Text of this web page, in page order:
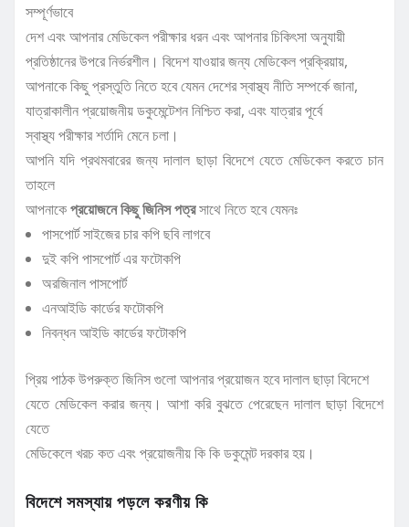
সম্পূর্ণভাবে
দেশ এবং আপনার মেডিকেল পরীক্ষার ধরন এবং আপনার চিকিৎসা অনুযায়ী
প্রতিষ্ঠানের উপরে নির্ভরশীল। বিদেশ যাওয়ার জন্য মেডিকেল প্রক্রিয়ায়,
আপনাকে কিছু প্রস্তুতি নিতে হবে যেমন দেশের স্বাস্থ্য নীতি সম্পর্কে জানা,
যাত্রাকালীন প্রয়োজনীয় ডকুমেন্টেশন নিশ্চিত করা, এবং যাত্রার পূর্বে
স্বাস্থ্য পরীক্ষার শর্তাদি মেনে চলা।
আপনি যদি প্রথমবারের জন্য দালাল ছাড়া বিদেশে যেতে মেডিকেল করতে চান
তাহলে
আপনাকেপ্রয়োজনে কিছু জিনিস পত্রসাথে নিতে হবে যেমনঃ
পাসপোর্ট সাইজের চার কপি ছবি লাগবে
দুই কপি পাসপোর্ট এর ফটোকপি
অরজিনাল পাসপোর্ট
এনআইডি কার্ডের ফটোকপি
নিবন্ধন আইডি কার্ডের ফটোকপি
প্রিয় পাঠক উপরুক্ত জিনিস গুলো আপনার প্রয়োজন হবে দালাল ছাড়া বিদেশে
যেতে মেডিকেল করার জন্য। আশা করি বুঝতে পেরেছেন দালাল ছাড়া বিদেশে
যেতে
মেডিকেলে খরচ কত এবং প্রয়োজনীয় কি কি ডকুমেন্ট দরকার হয়।
বিদেশে সমস্যায় পড়লে করণীয় কি